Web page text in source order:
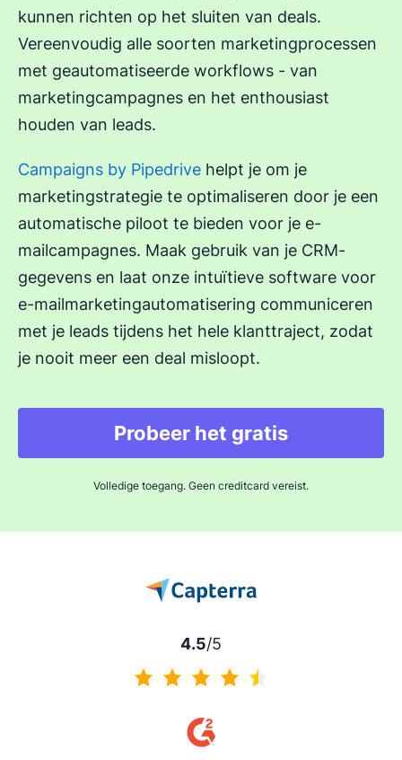
kunnen richten op het sluiten van deals.
Vereenvoudig alle soorten marketingprocessen
met geautomatiseerde workflows - van
marketingcampagnes en het enthousiast
houden van leads.
Campaigns by Pipedrive helpt je om je
marketingstrategie te optimaliseren door je een
automatische piloot te bieden voor je e-
mailcampagnes. Maak gebruik van je CRM-
gegevens en laat onze intuïtieve software voor
e-mailmarketingautomatisering communiceren
met je leads tijdens het hele klanttraject, zodat
je nooit meer een deal misloopt.
Probeer het gratis
Volledige toegang. Geen creditcard vereist.
4.5/5